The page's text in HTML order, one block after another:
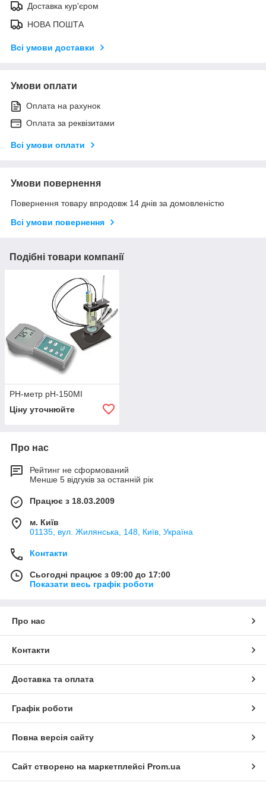
Доставка кур'єром
НОВА ПОШТА
Всі умови доставки
Умови оплати
Оплата на рахунок
Оплата за реквізитами
Всі умови оплати
Умови повернення
Повернення товару впродовж 14 днів за домовленістю
Всі умови повернення
Подібні товари компанії
РН-метр рН-150МІ
Ціну уточнюйте
Про нас
Рейтинг не сформований
Менше 5 відгуків за останній рік
Працює з 18.03.2009
м. Київ
01135, вул. Жилянська, 148, Київ, Україна
Контакти
Сьогодні працює з 09:00 до 17:00
Показати весь графік роботи
Про нас
Контакти
Доставка та оплата
Графік роботи
Повна версія сайту
Сайт створено на маркетплейсі Prom.ua